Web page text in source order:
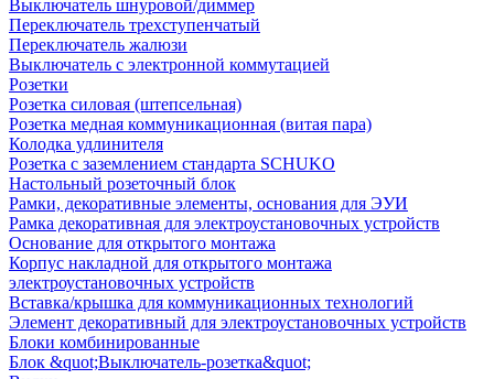
Выключатель шнуровой/диммер
Переключатель трехступенчатый
Переключатель жалюзи
Выключатель с электронной коммутацией
Розетки
Розетка силовая (штепсельная)
Розетка медная коммуникационная (витая пара)
Колодка удлинителя
Розетка с заземлением стандарта SCHUKO
Настольный розеточный блок
Рамки, декоративные элементы, основания для ЭУИ
Рамка декоративная для электроустановочных устройств
Основание для открытого монтажа
Корпус накладной для открытого монтажа
электроустановочных устройств
Вставка/крышка для коммуникационных технологий
Элемент декоративный для электроустановочных устройств
Блоки комбинированные
Блок &quot;Выключатель-розетка&quot;